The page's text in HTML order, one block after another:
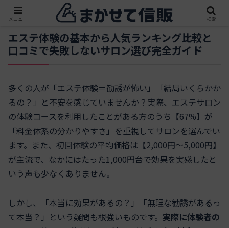
エステ体験の基本から人気ランキング比較と
口コミで失敗しないサロン選び完全ガイド
多くの人が「エステ体験＝勧誘が怖い」「結局いくらかか
るの？」と不安を感じていませんか？実際、エステサロン
の体験コースを利用したことがある方のうち【67%】が
「料金体系の分かりやすさ」を重視してサロンを選んでい
ます。また、初回体験の平均価格は【2,000円～5,000円】
が主流で、なかにはたった1,000円台で効果を実感したと
いう声も少なくありません。
しかし、「本当に効果があるの？」「無理な勧誘があるっ
て本当？」という疑問も根強いものです。 実際に体験者の
メニュー 検索